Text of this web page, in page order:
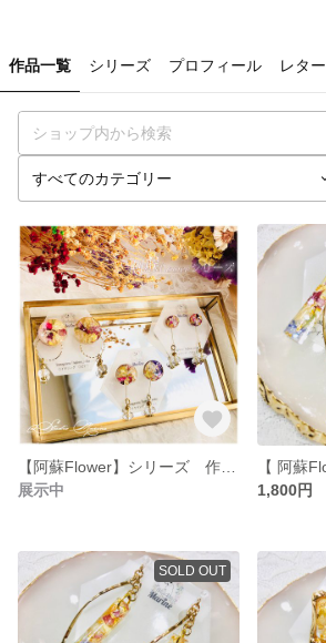
作品一覧 シリーズ プロフィール レター
展示中
1,800円
SOLD OUT